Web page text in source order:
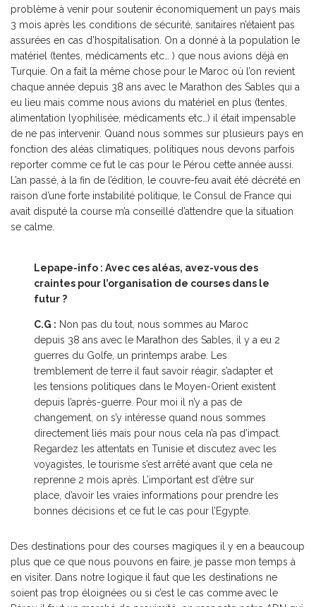
problème à venir pour soutenir économiquement un pays mais
3 mois après les conditions de sécurité, sanitaires n’étaient pas
assurées en cas d’hospitalisation. On a donné à la population le
matériel (tentes, médicaments etc… ) que nous avions déjà en
Turquie. On a fait la même chose pour le Maroc où l’on revient
chaque année depuis 38 ans avec le Marathon des Sables qui a
eu lieu mais comme nous avions du matériel en plus (tentes,
alimentation lyophilisée, médicaments etc…) il était impensable
de ne pas intervenir. Quand nous sommes sur plusieurs pays en
fonction des aléas climatiques, politiques nous devons parfois
reporter comme ce fut le cas pour le Pérou cette année aussi.
L’an passé, à la fin de l’édition, le couvre-feu avait été décrété en
raison d’une forte instabilité politique, le Consul de France qui
avait disputé la course m’a conseillé d’attendre que la situation
se calme.
Lepape-info : Avec ces aléas, avez-vous des
craintes pour l’organisation de courses dans le
futur ?
C.G : Non pas du tout, nous sommes au Maroc
depuis 38 ans avec le Marathon des Sables, il y a eu 2
guerres du Golfe, un printemps arabe. Les
tremblement de terre il faut savoir réagir, s’adapter et
les tensions politiques dans le Moyen-Orient existent
depuis l’après-guerre. Pour moi il n’y a pas de
changement, on s’y intéresse quand nous sommes
directement liés mais pour nous cela n’a pas d’impact.
Regardez les attentats en Tunisie et discutez avec les
voyagistes, le tourisme s’est arrêté avant que cela ne
reprenne 2 mois après. L’important est d’être sur
place, d’avoir les vraies informations pour prendre les
bonnes décisions et ce fut le cas pour l’Egypte.
Des destinations pour des courses magiques il y en a beaucoup
plus que ce que nous pouvons en faire, je passe mon temps à
en visiter. Dans notre logique il faut que les destinations ne
soient pas trop éloignées ou si c’est le cas comme avec le